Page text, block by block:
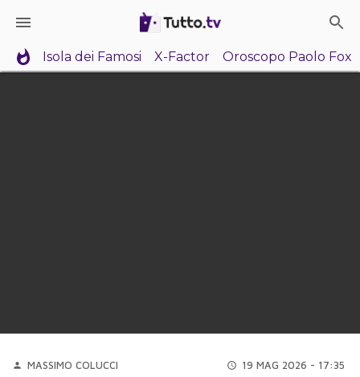
Isola dei Famosi X-Factor Oroscopo Paolo Fox
MASSIMO COLUCCI
19 MAG 2026 - 17:35